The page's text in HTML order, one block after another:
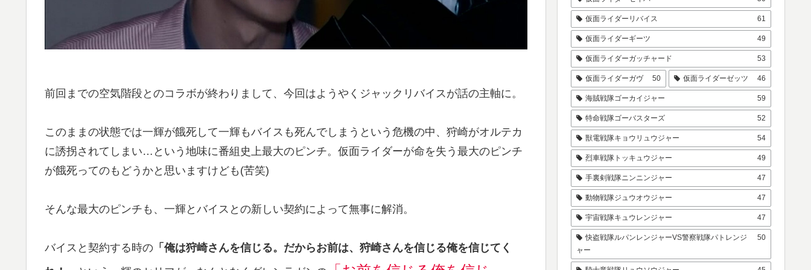
前回までの空気階段とのコラボが終わりまして、今回はようやくジャックリバイスが話の主軸に。
このままの状態では一輝が餓死して一輝もバイスも死んでしまうという危機の中、狩崎がオルテカ
に誘拐されてしまい…という地味に番組史上最大のピンチ。仮面ライダーが命を失う最大のピンチ
が餓死ってのもどうかと思いますけども(苦笑)
そんな最大のピンチも、一輝とバイスとの新しい契約によって無事に解消。
バイスと契約する時の 「俺は狩崎さんを信じる。だからお前は、狩崎さんを信じる俺を信じてく
仮面ライダーリバイス 61
仮面ライダーギーツ 49
仮面ライダーガッチャード 53
仮面ライダーガヴ 50 仮面ライダーゼッツ 46
海賊戦隊ゴーカイジャー 59
特命戦隊ゴーバスターズ 52
獣電戦隊キョウリュウジャー 54
烈車戦隊トッキュウジャー 49
手裏剣戦隊ニンニンジャー 47
動物戦隊ジュウオウジャー 47
宇宙戦隊キュウレンジャー 47
快盗戦隊ルパンレンジャーVS警察戦隊パトレンジ
ャー
50